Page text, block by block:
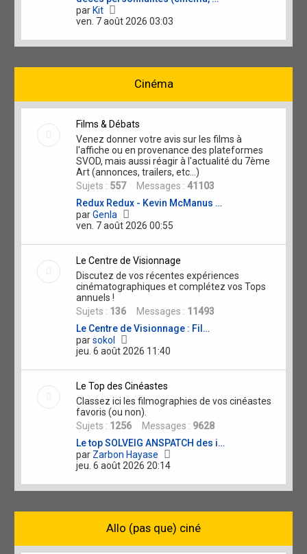
par Kit
o
r
n
i
e
r
m
e
s
s
g
e
ven. 7 août 2026 03:03
Cinéma
Films & Débats
Venez donner votre avis sur les films à
l'affiche ou en provenance des plateformes
SVOD, mais aussi réagir à l'actualité du 7ème
Art (annonces, trailers, etc...)
Sujets : 557Messages :41103
Redux Redux - Kevin McManus …
parGenla
o
r
l
d
e
n
i
e
r
m
s
a
g
ven. 7 août 2026 00:55
Le Centre de Visionnage
Discutez de vos récentes expériences
cinématographiques et complétez vos Tops
annuels !
Sujets : 136 Messages : 11493
Le Centre de Visionnage : Fil…
parsokol
o
r
l
d
e
n
i
e
r
e
s
a
g
e
jeu. 6 août 2026 11:40
Le Top des Cinéastes
Classez ici les filmographies de vos cinéastes
favoris (ou non).
Sujets : 1256 Messages : 9628
Le top SOLVEIG ANSPATCH des i…
par Zarbon Hayase
r
e
jeu. 6 août 2026 20:14
Allo (pas que) ciné